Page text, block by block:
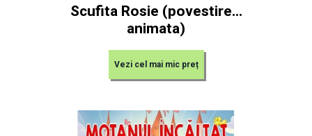
Scufita Rosie (povestire...
animata)
Vezi cel mai mic preț